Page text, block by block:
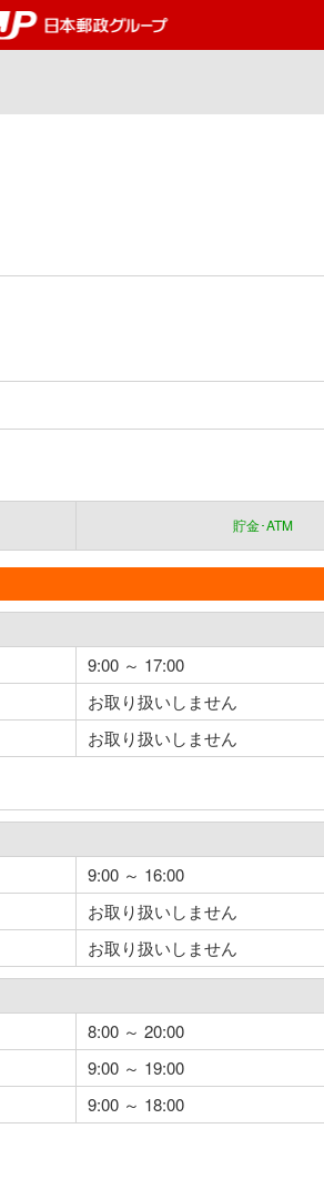
郵便局・日本郵政グルー
貯金･ATM
9:00 ～ 17:00
お取り扱いしません
お取り扱いしません
9:00 ～ 16:00
お取り扱いしません
お取り扱いしません
8:00 ～ 20:00
9:00 ～ 19:00
9:00 ～ 18:00